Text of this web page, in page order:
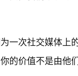
一次社交媒体上
的价值不是由他